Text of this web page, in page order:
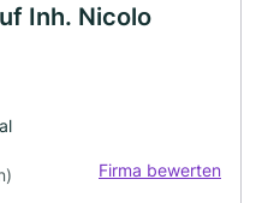
Inh. Nicolo
Firma bewerten